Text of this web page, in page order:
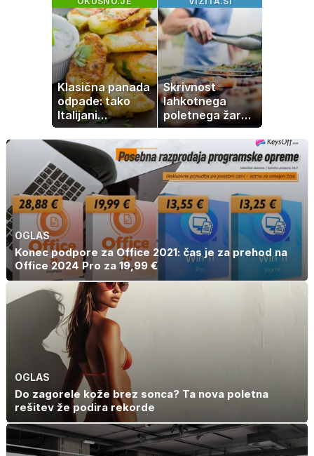
zakaj je še
vedno samska
Klasična panada
odpade: tako
Italijani
pripravijo
slastne ocvrte
bučke
Skrivnost
lahkotnega
poletnega žara,
po katerem ne
boste
potrebovali
popoldanskega
spanca
OGLAS
Konec podpore za Office 2021: čas je za prehod na
Office 2024 Pro za 19,99 €
OGLAS
Do zagorele kože brez sonca? Ta nova poletna
rešitev že podira rekorde